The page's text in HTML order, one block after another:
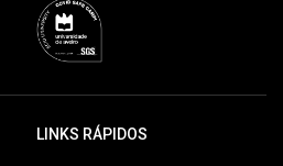
LINKS RÁPIDOS